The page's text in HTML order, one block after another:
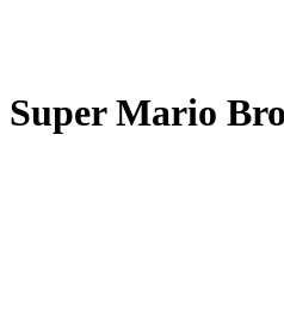
Super Mario